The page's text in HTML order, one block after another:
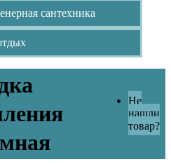
сантехника
Не
нашли
товар?